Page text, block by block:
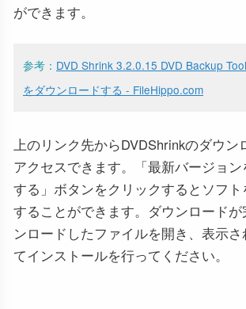
ができます。
参考： DVD Shrink 3.2.0.15 DVD Backup
をダウンロードする - FileHippo.com
上のリンク先からDVDShrinkのダウン
アクセスできます。「最新バージョ
する」ボタンをクリックするとソフ
することができます。ダウンロード
ンロードしたファイルを開き、表示
てインストールを行ってください。